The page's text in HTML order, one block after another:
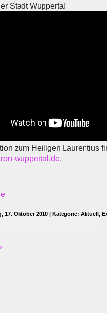
Stadt Wuppertal
zum Heiligen Laurentius
wuppertal.de.
17. Oktober 2010 | Kategorie: Aktuell,